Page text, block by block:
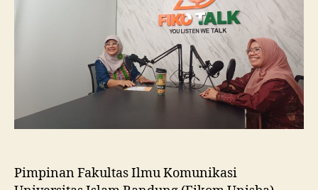
dan
Tinjau
Tiga
Laboratorium
Unggulan
Pimpinan Fakultas Ilmu Komunikasi